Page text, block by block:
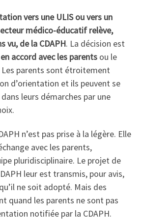
vers une ULIS ou vers un
médico-éducatif relève,
vu, de la CDAPH. La décision est
en accord avec les parents ou le
parents sont étroitement
d’orientation et ils peuvent se
leurs démarches par une
n’est pas prise à la légère. Elle
avec les parents,
pluridisciplinaire. Le projet de
leur est transmis, pour avis,
ne soit adopté. Mais des
quand les parents ne sont pas
notifiée par la CDAPH.